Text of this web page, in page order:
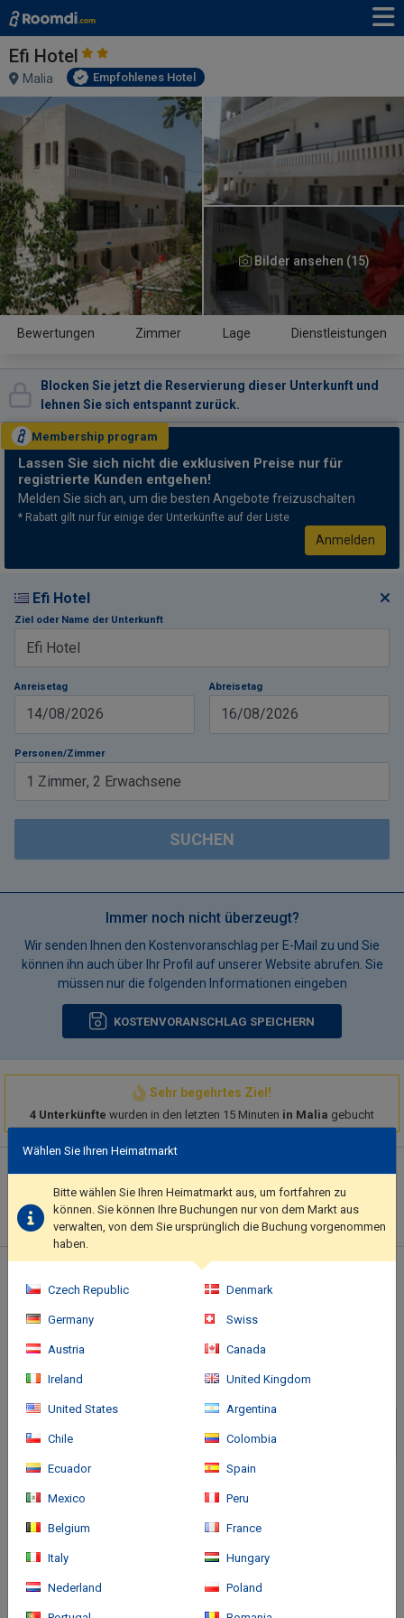
Efi Hotel
Malia Empfohlenes Hotel
Bilder ansehen (15)
Bewertungen Zimmer Lage Dienstleistungen
Blocken Sie jetzt die Reservierung dieser Unterkunft und
lehnen Sie sich entspannt zurück.
Membership program
Lassen Sie sich nicht die exklusiven Preise nur für
registrierte Kunden entgehen!
Melden Sie sich an, um die besten Angebote freizuschalten
* Rabatt gilt nur für einige der Unterkünfte auf der Liste
Anmelden
Efi Hotel
Ziel oder Name der Unterkunft
Anreisetag
14/08/2026
Abreisetag
16/08/2026
Personen/Zimmer
1 Zimmer, 2 Erwachsene
SUCHEN
Immer noch nicht überzeugt?
Wir senden Ihnen den Kostenvoranschlag per E-Mail zu und Sie
können ihn auch über Ihr Profil auf unserer Website abrufen. Sie
müssen nur die folgenden Informationen eingeben
KOSTENVORANSCHLAG SPEICHERN
Sehr begehrtes Ziel!
4 Unterkünfte wurden in den letzten 15 Minuten in Malia gebucht
Take in the views from a garden and make use of amenities
such as complimentary wireless internet access and a television
in a common area.. Featured amenities include luggage storage,
a safe deposit box at the front desk, and coffee/tea in a
common area. Free self parking is available onsite..
Anreise
Wählen Sie Ihren Heimatmarkt
Bitte wählen Sie Ihren Heimatmarkt aus, um fortfahren zu
können. Sie können Ihre Buchungen nur von dem Markt aus
verwalten, von dem Sie ursprünglich die Buchung vorgenommen
haben.
Czech Republic Denmark
Germany Swiss
Austria Canada
Ireland United Kingdom
United States Argentina
Chile Colombia
Ecuador Spain
Mexico Peru
Belgium France
Italy Hungary
Nederland Poland